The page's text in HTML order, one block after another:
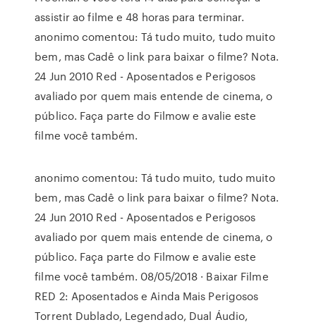
assistir ao filme e 48 horas para terminar.
anonimo comentou: Tá tudo muito, tudo muito
bem, mas Cadê o link para baixar o filme? Nota.
24 Jun 2010 Red - Aposentados e Perigosos
avaliado por quem mais entende de cinema, o
público. Faça parte do Filmow e avalie este
filme você também.
anonimo comentou: Tá tudo muito, tudo muito
bem, mas Cadê o link para baixar o filme? Nota.
24 Jun 2010 Red - Aposentados e Perigosos
avaliado por quem mais entende de cinema, o
público. Faça parte do Filmow e avalie este
filme você também. 08/05/2018 · Baixar Filme
RED 2: Aposentados e Ainda Mais Perigosos
Torrent Dublado, Legendado, Dual Áudio,